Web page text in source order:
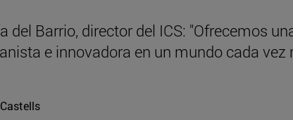
del Barrio, director del ICS: "Ofrecemos
e innovadora en un mundo cada vez